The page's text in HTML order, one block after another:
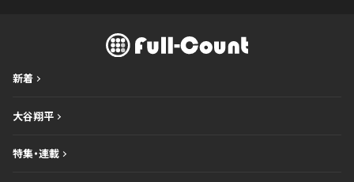
新着
大谷翔平
特集・連載